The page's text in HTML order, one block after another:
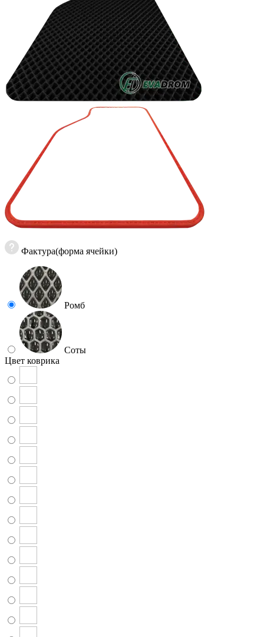
Фактура(форма ячейки)
Ромб
Соты
Цвет коврика